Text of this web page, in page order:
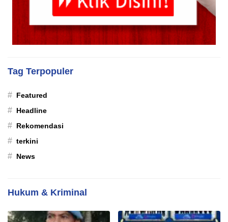
Tag Terpopuler
# Featured
# Headline
# Rekomendasi
# terkini
# News
Hukum & Kriminal